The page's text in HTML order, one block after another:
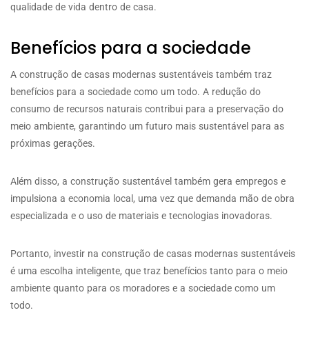
qualidade de vida dentro de casa.
Benefícios para a sociedade
A construção de casas modernas sustentáveis também traz
benefícios para a sociedade como um todo. A redução do
consumo de recursos naturais contribui para a preservação do
meio ambiente, garantindo um futuro mais sustentável para as
próximas gerações.
Além disso, a construção sustentável também gera empregos e
impulsiona a economia local, uma vez que demanda mão de obra
especializada e o uso de materiais e tecnologias inovadoras.
Portanto, investir na construção de casas modernas sustentáveis
é uma escolha inteligente, que traz benefícios tanto para o meio
ambiente quanto para os moradores e a sociedade como um
todo.